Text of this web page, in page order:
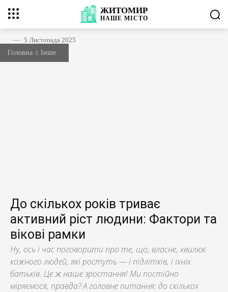
ЖИТОМИР
НАШЕМІСТО
5 Листопада 2025
Головна
Інше
До скількох років триває
активний ріст людини: Фактори та
вікові рамки
Ну, ось і час поговорити про те, що, власне, хвилює
кожного людей, які ростуть — і підлітків, і їхніх
батьків. Це ж наше зростання! Ми постійно
міряємося, правда? А головне питання: до скількох